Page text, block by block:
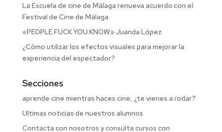
La Escuela de cine de Málaga renueva acuerdo con el
Festival de Cine de Málaga
«PEOPLE FUCK YOU KNOW» Juanda López
¿Cómo utilizar los efectos visuales para mejorar la
experiencia del espectador?
Secciones
aprende cine mientras haces cine, ¿te vienes a rodar?
Ultimas noticias de nuestros alumnos
Contacta con nosotros y consulta cursos con